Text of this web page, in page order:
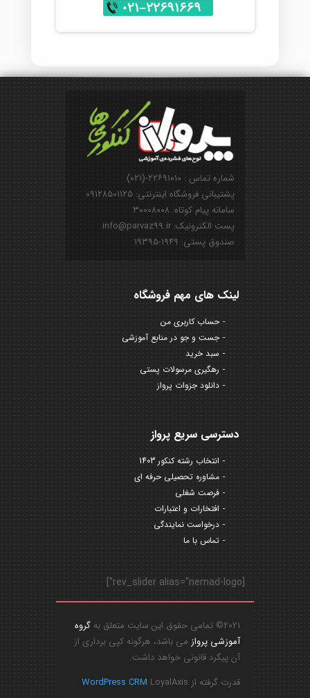
شماره تماس : ۲۲۶۹۱۰۱۰-(۰۲۱)
پشتیبانی فروشگاه اینترنتی: ۰۹۱۲۸۵۰۱۱۲۵
سامانه پیام کوتاه: ۳۰۰۰۸۰۰۸
پست الکترونیک: info@parvaz99.ir
صندوق پستی: ۱۹۴۹-۱۹۳۹۵
لینک های مهم فروشگاه
حساب کاربری من
جست و جو در منابع آموزشی
سبد خرید
رهگیری مرسولات پستی
دانلود جزوات پرواز
دسترسی سریع پرواز
انتخاب رشته کنکور 1403
مشاوره تحصیلی حرفه ای
فرصت شغلی
افتخارات و اعتبارات
درخواست نمایندگی
تماس با ما
[rev_slider alias="nemad-logo"]
2021© تمامی حقوق این سایت متعلق به
گروه
آموزشی پرواز می باشد، هرگونه کپی برداری از
آن پیگرد قانونی خواهد داشت.
قدرت گرفته از
WordPress CRM LoyalAxis